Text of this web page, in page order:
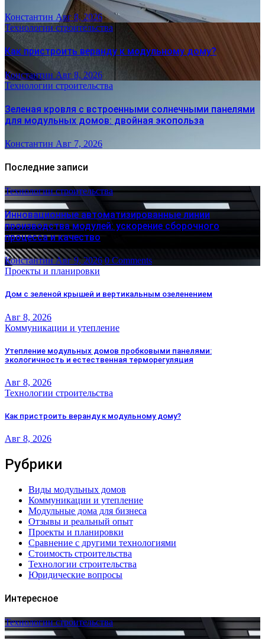
Константин Авг 8, 2026
Технологии строительства
Как пристроить веранду к модульному дому?
Константин Авг 8, 2026
Технологии строительства
Зеленая кровля с встроенными солнечными панелями
для модульных домов: двойная экопольза
Константин Авг 7, 2026
Последние записи
Технологии строительства
Инновационные автоматизированные линии
производства модулей: ускорение сборочного
процесса и качество
КонстантинАвг 9, 2026 0 Comments
Проекты и планировки
Дом с зеленой крышей и вертикальным озеленением
Авг 8, 2026
Коммуникации и утепление
Утепление модульных домов пробковыми панелями:
экологичность и естественная терморегуляция
Авг 8, 2026
Технологии строительства
Как пристроить веранду к модульному дому?
Авг 8, 2026
Рубрики
Виды модульных домов
Коммуникации и утепление
Модульные дома для бизнеса
Отзывы и реальный опыт
Проекты и планировки
Сравнение с другими технологиями
Стоимость строительства
Технологии строительства
Юридические вопросы
Интересное
Технологии строительства